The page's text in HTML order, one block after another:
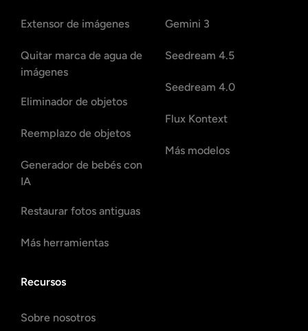
Extensor de imágenes
Quitar marca de agua de
imágenes
Eliminador de objetos
Reemplazo de objetos
Generador de bebés con
IA
Restaurar fotos antiguas
Más herramientas
Gemini 3
Seedream 4.5
Seedream 4.0
Flux Kontext
Más modelos
Recursos
Sobre nosotros